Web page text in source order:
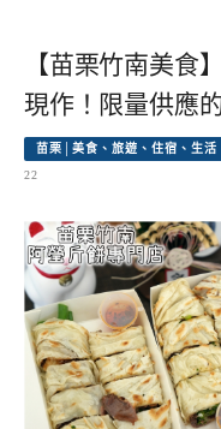
【苗栗竹南美食
現作！限量供應
苗栗│美食、旅遊、住宿、生活
22